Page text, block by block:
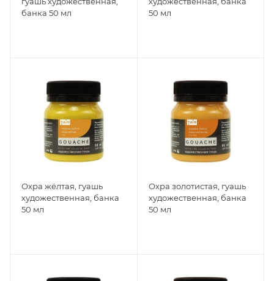
банка 50 мл
50 мл
Охра жёлтая, гуашь
художественная, банка
50 мл
Охра золотистая, гуашь
художественная, банка
50 мл